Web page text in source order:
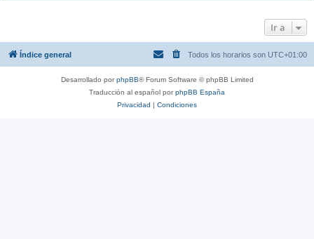
Ir a
Índice general Todos los horarios son UTC+01:00
Desarrollado porphpBB® Forum Software © phpBB Limited
Traducción al español porphpBB España
Privacidad | Condiciones